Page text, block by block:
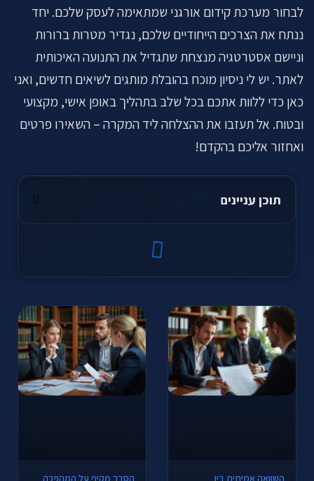
לבחור מערכת קידום אורגני שמתאימה לעסק שלכם. יחד
ננתח את הצרכים הייחודיים שלכם, נגדיר מטרות ברורות
וניישם אסטרטגיה מנצחת שתגדיל את התנועה האיכותית
לאתר. יש לי ניסיון מוכח בהובלת מותגים לשיאים חדשים, ואני
כאן כדי ללוות אתכם בכל שלב בתהליך באופן אישי, מקצועי
ובטוח. אל תעזבו את ההצלחה ליד המקרה – השאירו פרטים
ואחזור אליכם בהקדם!
תוכן עניינים
השוואה אמיתית בין הסבר מקיף על המהפכה